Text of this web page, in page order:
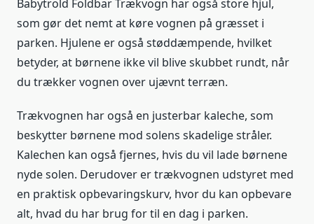
Babytrold Foldbar Trækvogn har også store hjul,
som gør det nemt at køre vognen på græsset i
parken. Hjulene er også støddæmpende, hvilket
betyder, at børnene ikke vil blive skubbet rundt, når
du trækker vognen over ujævnt terræn.
Trækvognen har også en justerbar kaleche, som
beskytter børnene mod solens skadelige stråler.
Kalechen kan også fjernes, hvis du vil lade børnene
nyde solen. Derudover er trækvognen udstyret med
en praktisk opbevaringskurv, hvor du kan opbevare
alt, hvad du har brug for til en dag i parken.